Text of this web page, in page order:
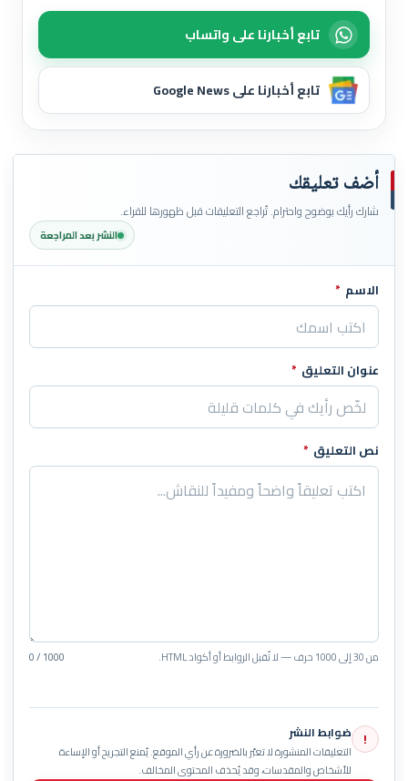
تابع أخبارنا على واتساب
تابع أخبارنا على Google News
أضف تعليقك
شارك رأيك بوضوح واحترام. تُراجع التعليقات قبل ظهورها للقراء.
النشر بعد المراجعة
اترك هذا الحقل فارغاً
الاسم *
عنوان التعليق *
نص التعليق *
من 30 إلى 1000 حرف — لا تُقبل الروابط أو أكواد HTML. 0 / 1000
! ضوابط النشر
التعليقات المنشورة لا تعبّر بالضرورة عن رأي الموقع. يُمنع التجريح أو الإساءة
للأشخاص والمقدسات، وقد يُحذف المحتوى المخالف.